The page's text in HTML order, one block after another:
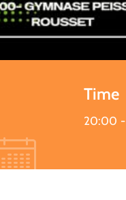
Time
20:00 -